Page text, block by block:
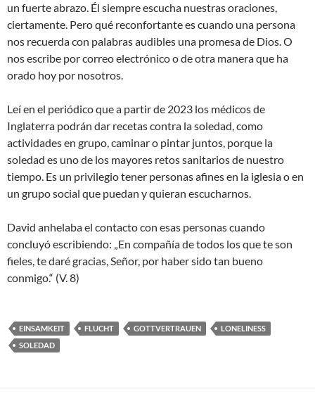
un fuerte abrazo. Él siempre escucha nuestras oraciones,
ciertamente. Pero qué reconfortante es cuando una persona
nos recuerda con palabras audibles una promesa de Dios. O
nos escribe por correo electrónico o de otra manera que ha
orado hoy por nosotros.
Leí en el periódico que a partir de 2023 los médicos de
Inglaterra podrán dar recetas contra la soledad, como
actividades en grupo, caminar o pintar juntos, porque la
soledad es uno de los mayores retos sanitarios de nuestro
tiempo. Es un privilegio tener personas afines en la iglesia o en
un grupo social que puedan y quieran escucharnos.
David anhelaba el contacto con esas personas cuando
concluyó escribiendo: „En compañía de todos los que te son
fieles, te daré gracias, Señor, por haber sido tan bueno
conmigo.“ (V. 8)
EINSAMKEIT FLUCHT GOTTVERTRAUEN
LONELINESS
SOLEDAD